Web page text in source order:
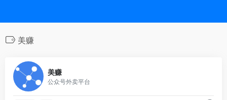
美赚
美赚
公众号外卖平台